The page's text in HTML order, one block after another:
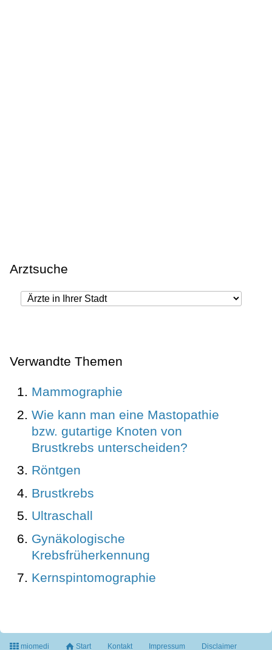
Arztsuche
Verwandte Themen
Mammographie
Wie kann man eine Mastopathie
bzw. gutartige Knoten von
Brustkrebs unterscheiden?
Röntgen
Brustkrebs
Ultraschall
Gynäkologische
Krebsfrüherkennung
Kernspintomographie
miomedi Start Kontakt Impressum Disclaimer